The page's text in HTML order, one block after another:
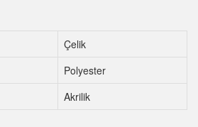
Çelik
Polyester
Akrilik